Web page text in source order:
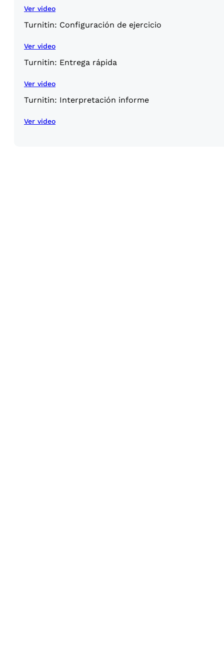
Ver video
Turnitin: Configuración de ejercicio
Ver video
Turnitin: Entrega rápida
Ver video
Turnitin: Interpretación informe
Ver video